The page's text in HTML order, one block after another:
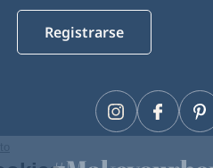
Registrarse
Instagram